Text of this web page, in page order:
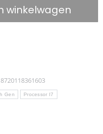
winkelwagen
8720118361603
Gen Processor I7